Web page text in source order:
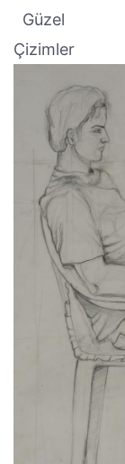
Güzel
Çizimler